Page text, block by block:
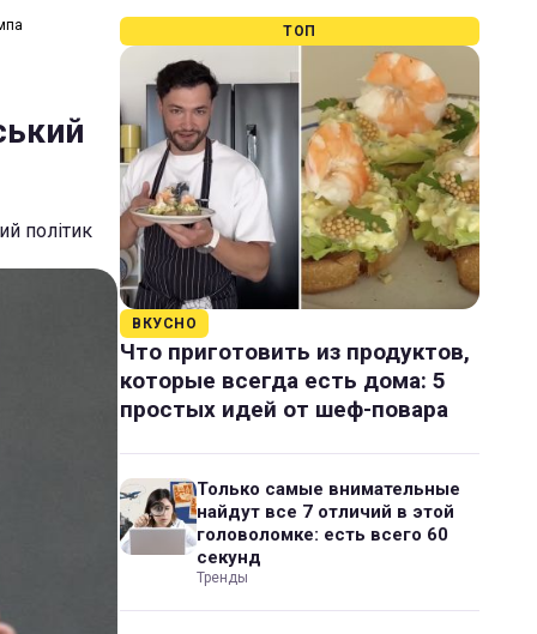
політик
ТОП
ВКУСНО
Что приготовить из продуктов,
которые всегда есть дома: 5
простых идей от шеф-повара
Только самые внимательные
найдут все 7 отличий в этой
головоломке: есть всего 60
секунд
Тренды